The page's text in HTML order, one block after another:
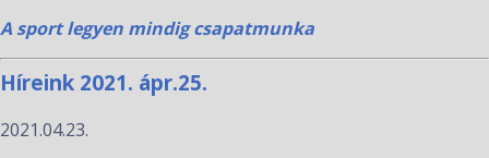
A sport legyen mindig csapatmunka
Híreink 2021. ápr.25.
2021.04.23.